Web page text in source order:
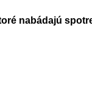
nabádajú